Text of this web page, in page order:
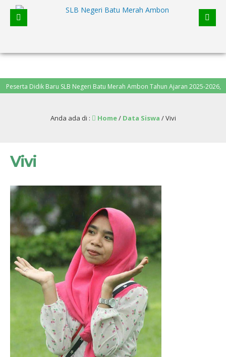
Didik Baru SLB Negeri Batu Merah Ambon Tahun Ajaran 2025-2026,
Anda ada di : Home/ Data Siswa /Vivi
Vivi